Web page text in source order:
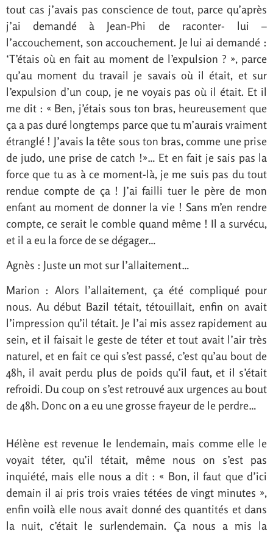
tout cas j’avais pas conscience de tout, parce qu’après
j’ai demandé à Jean-Phi de raconter- lui –
l’accouchement, son accouchement. Je lui ai demandé :
‘T’étais où en fait au moment de l’expulsion ? », parce
qu’au moment du travail je savais où il était, et sur
l’expulsion d’un coup, je ne voyais pas où il était. Et il
me dit : « Ben, j’étais sous ton bras, heureusement que
ça a pas duré longtemps parce que tu m’aurais vraiment
étranglé ! J’avais la tête sous ton bras, comme une prise
de judo, une prise de catch !»… Et en fait je sais pas la
force que tu as à ce moment-là, je me suis pas du tout
rendue compte de ça ! J’ai failli tuer le père de mon
enfant au moment de donner la vie ! Sans m’en rendre
compte, ce serait le comble quand même ! Il a survécu,
et il a eu la force de se dégager…
Agnès : Juste un mot sur l’allaitement…
Marion : Alors l’allaitement, ça été compliqué pour
nous. Au début Bazil tétait, tétouillait, enfin on avait
l’impression qu’il tétait. Je l’ai mis assez rapidement au
sein, et il faisait le geste de téter et tout avait l’air très
naturel, et en fait ce qui s’est passé, c’est qu’au bout de
48h, il avait perdu plus de poids qu’il faut, et il s’était
refroidi. Du coup on s’est retrouvé aux urgences au bout
de 48h. Donc on a eu une grosse frayeur de le perdre…
Hélène est revenue le lendemain, mais comme elle le
voyait téter, qu’il tétait, même nous on s’est pas
inquiété, mais elle nous a dit : « Bon, il faut que d’ici
demain il ai pris trois vraies tétées de vingt minutes »,
enfin voilà elle nous avait donné des quantités et dans
la nuit, c’était le surlendemain. Ça nous a mis la